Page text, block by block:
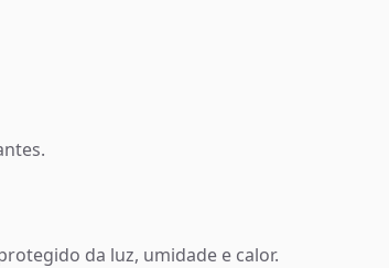
da luz, umidade e calor.